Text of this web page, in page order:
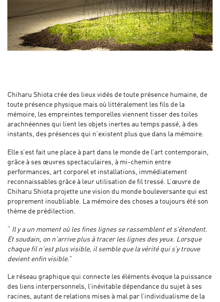
Chiharu Shiota crée des lieux vidés de toute présence humaine, de
toute présence physique mais où littéralement les fils de la
mémoire, les empreintes temporelles viennent tisser des toiles
arachnéennes qui lient les objets inertes au temps passé, à des
instants, des présences qui n’existent plus que dans la mémoire.
Elle s’est fait une place à part dans le monde de l’art contemporain,
grâce à ses œuvres spectaculaires, à mi-chemin entre
performances, art corporel et installations, immédiatement
reconnaissables grâce à leur utilisation de fil tressé. L’œuvre de
Chiharu Shiota projette une vision du monde bouleversante qui est
proprement inoubliable. La mémoire des choses a toujours été son
thème de prédilection.
“ Il y a un moment où les fines lignes se rassemblent et s’étendent.
Et soudain, on n’arrive plus à tracer les lignes des yeux. Lorsque
chaque fil n’est plus visible, il semble que la vérité qui s’y trouve
devient enfin visible.”
Le réseau graphique qui connecte les éléments évoque la puissance
des liens interpersonnels, l’inévitable dépendance du sujet à ses
racines, autant de relations mises à mal par l’individualisme de la